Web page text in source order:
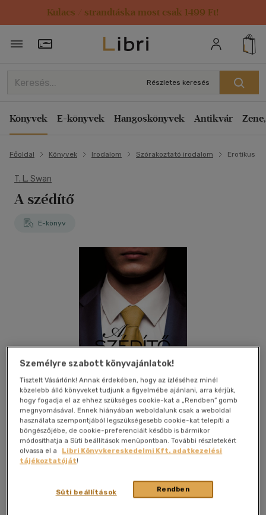
Kulacs / strandtáska most csak 1499 Ft!
Törzsvásárlói Kártya adatai
Részletes keresés
Könyvek E-könyvek Hangoskönyvek Antikvár
Főoldal Könyvek Irodalom Szórakoztató irodalom Erotikus
T. L. Swan
A szédítő
E-könyv
Beleolvasok Kívánságlistához adom Megosztom
Maxim Könyvkiadó|2022| magyar nyelvű
Személyre szabott könyvajánlatok!
Tisztelt Vásárlónk! Annak érdekében, hogy az ízléséhez minél
közelebb álló könyveket tudjunk a figyelmébe ajánlani, arra kérjük,
hogy fogadja el az ehhez szükséges cookie-kat a „Rendben” gomb
megnyomásával. Ennek hiányában weboldalunk csak a weboldal
használata szempontjából legszükségesebb cookie-kat telepíti a
böngészőjébe, de cookie-preferenciáit később is bármikor
módosíthatja a Süti beállítások menüpontban. További részletekért
olvassa el a
Libri Könyvkereskedelmi Kft. adatkezelési
tájékoztatóját!
Rendben
Süti beállítások